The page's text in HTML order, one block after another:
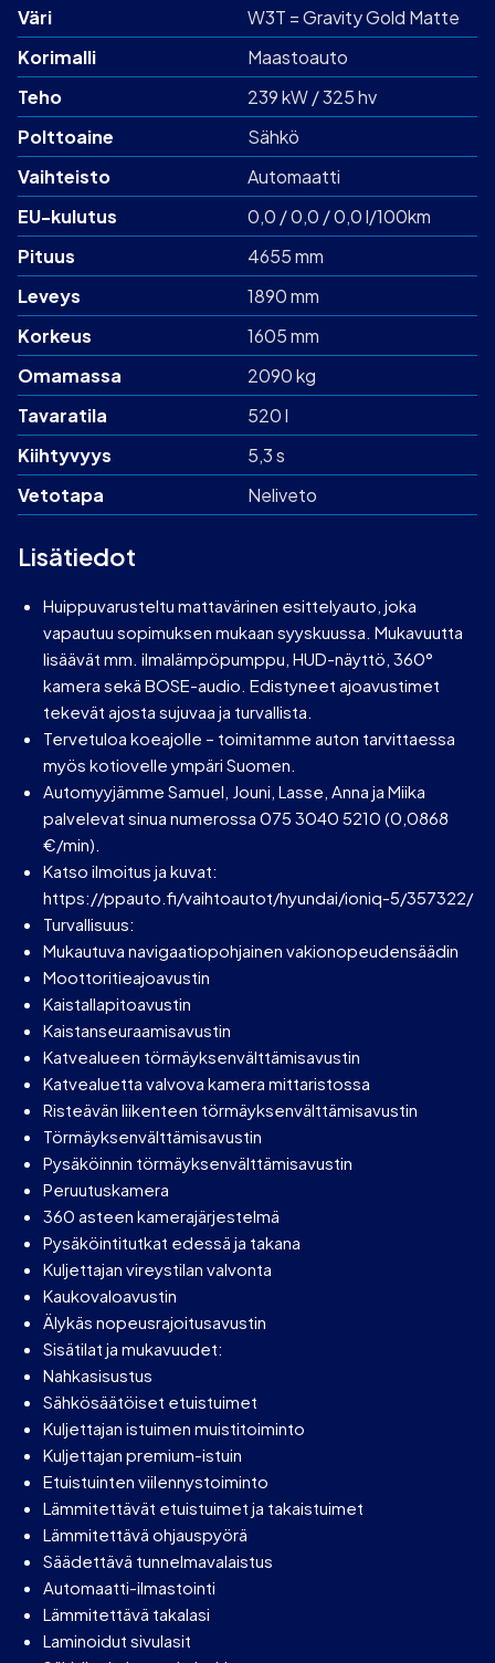
Väri
W3T = Gravity Gold Matte
Korimalli
Maastoauto
Teho
239 kW / 325 hv
Polttoaine
Sähkö
Vaihteisto
Automaatti
EU-kulutus
0,0 / 0,0 / 0,0 l/100km
Pituus
4655 mm
Leveys
1890 mm
Korkeus
1605 mm
Omamassa
2090 kg
Tavaratila
520 l
Kiihtyvyys
5,3 s
Vetotapa
Neliveto
Lisätiedot
Huippuvarusteltu mattavärinen esittelyauto, joka
vapautuu sopimuksen mukaan syyskuussa. Mukavuutta
lisäävät mm. ilmalämpöpumppu, HUD-näyttö, 360°
kamera sekä BOSE-audio. Edistyneet ajoavustimet
tekevät ajosta sujuvaa ja turvallista.
Tervetuloa koeajolle – toimitamme auton tarvittaessa
myös kotiovelle ympäri Suomen.
Automyyjämme Samuel, Jouni, Lasse, Anna ja Miika
palvelevat sinua numerossa 075 3040 5210 (0,0868
€/min).
Katso ilmoitus ja kuvat:
https://ppauto.fi/vaihtoautot/hyundai/ioniq-5/357322/
Turvallisuus:
Mukautuva navigaatiopohjainen vakionopeudensäädin
Moottoritieajoavustin
Kaistallapitoavustin
Kaistanseuraamisavustin
Katvealueen törmäyksenvälttämisavustin
Katvealuetta valvova kamera mittaristossa
Risteävän liikenteen törmäyksenvälttämisavustin
Törmäyksenvälttämisavustin
Pysäköinnin törmäyksenvälttämisavustin
Peruutuskamera
360 asteen kamerajärjestelmä
Pysäköintitutkat edessä ja takana
Kuljettajan vireystilan valvonta
Kaukovaloavustin
Älykäs nopeusrajoitusavustin
Sisätilat ja mukavuudet:
Nahkasisustus
Sähkösäätöiset etuistuimet
Kuljettajan istuimen muistitoiminto
Kuljettajan premium-istuin
Etuistuinten viilennystoiminto
Lämmitettävät etuistuimet ja takaistuimet
Lämmitettävä ohjauspyörä
Säädettävä tunnelmavalaistus
Automaatti-ilmastointi
Lämmitettävä takalasi
Laminoidut sivulasit